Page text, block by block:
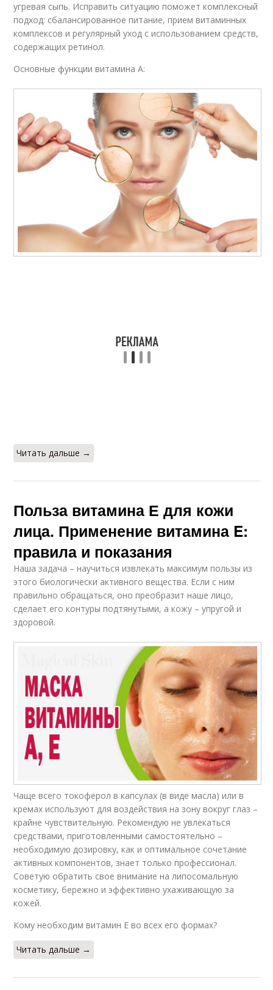
угревая сыпь. Исправить ситуацию поможет комплексный
подход: сбалансированное питание, прием витаминных
комплексов и регулярный уход с использованием средств,
содержащих ретинол.
Основные функции витамина А:
Читать дальше →
Польза витамина Е для кожи
лица. Применение витамина E:
правила и показания
Наша задача – научиться извлекать максимум пользы из
этого биологически активного вещества. Если с ним
правильно обращаться, оно преобразит наше лицо,
сделает его контуры подтянутыми, а кожу – упругой и
здоровой.
Чаще всего токоферол в капсулах (в виде масла) или в
кремах используют для воздействия на зону вокруг глаз –
крайне чувствительную. Рекомендую не увлекаться
средствами, приготовленными самостоятельно –
необходимую дозировку, как и оптимальное сочетание
активных компонентов, знает только профессионал.
Советую обратить свое внимание на липосомальную
косметику, бережно и эффективно ухаживающую за
кожей.
Кому необходим витамин E во всех его формах?
Читать дальше →